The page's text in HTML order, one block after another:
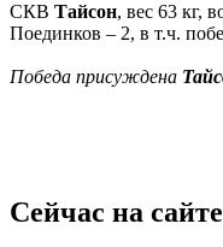
СКВ Тайсон, вес 63 кг,
Поединков – 2, в т.ч.
Победа присуждена
Сейчас на сайте